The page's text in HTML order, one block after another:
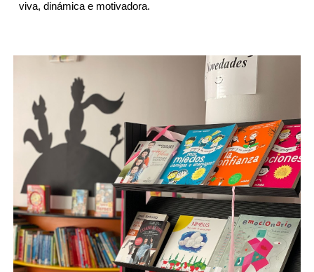
viva, dinámica e motivadora.